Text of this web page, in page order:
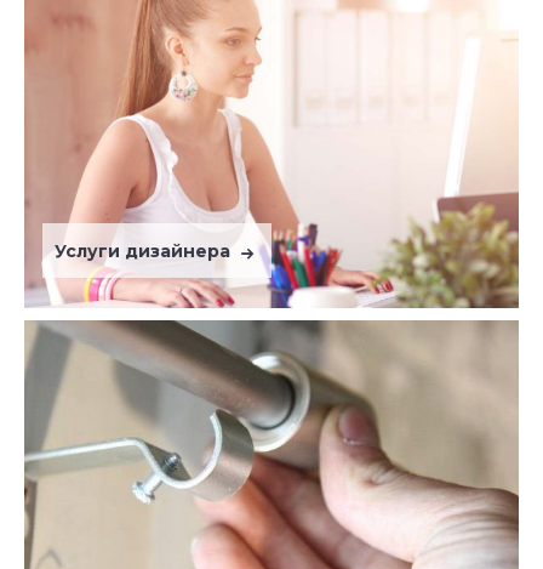
Услуги дизайнера